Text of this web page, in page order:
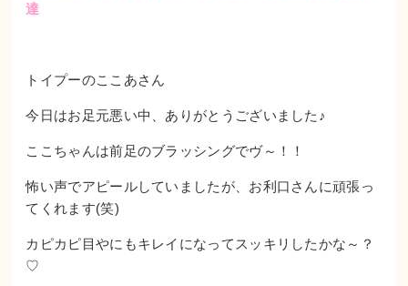
達
トイプーのここあさん
今日はお足元悪い中、ありがとうございました♪
ここちゃんは前足のブラッシングでヴ～！！
怖い声でアピールしていましたが、お利口さんに頑張っ
てくれます(笑)
カピカピ目やにもキレイになってスッキリしたかな～？
♡